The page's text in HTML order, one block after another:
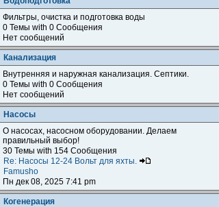
Фильтры, очистка и подготовка воды
0 Темы with 0 Сообщения
Нет сообщений
Канализация
Внутренняя и наружная канализация. Септики.
0 Темы with 0 Сообщения
Нет сообщений
Насосы
О насосах, насосном оборудовании. Делаем
правильный выбор!
30 Темы with 154 Сообщения
Re: Насосы 12-24 Вольт для яхты.
Famusho
Пн дек 08, 2025 7:41 pm
Когенерация